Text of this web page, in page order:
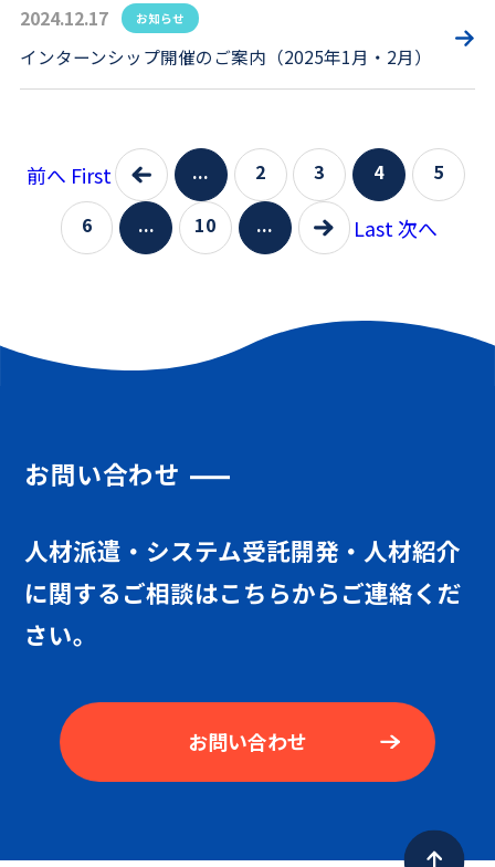
2024.12.17 お知らせ
インターンシップ開催のご案内（2025年1月・2月）
前へ First ... 2 3 4
5
6
... 10 ... Last 次へ
お問い合わせ
人材派遣・システム受託開発・人材紹介
に関するご相談はこちらからご連絡くだ
さい。
お問い合わせ